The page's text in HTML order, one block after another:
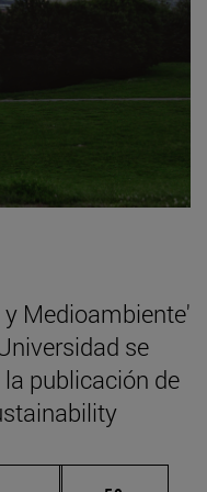
Medioambiente'
se
publicación de